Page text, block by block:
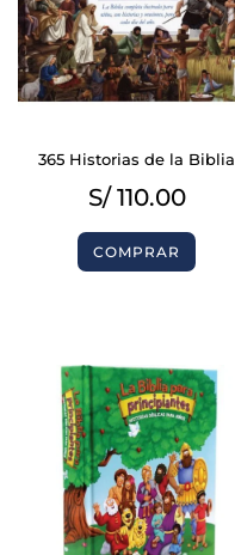
365 Historias de la Biblia
S/110.00
COMPRAR